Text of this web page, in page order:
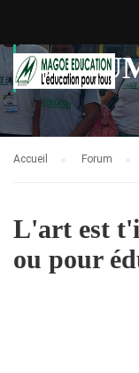
Accueil Forum
L'art est
ou pour